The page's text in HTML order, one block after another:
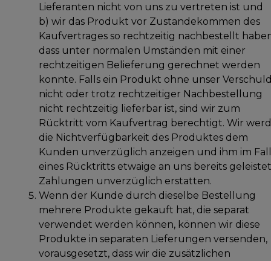
Lieferanten nicht von uns zu vertreten ist und
b) wir das Produkt vor Zustandekommen des
Kaufvertrages so rechtzeitig nachbestellt
dass unter normalen Umständen mit einer
rechtzeitigen Belieferung gerechnet werden
konnte. Falls ein Produkt ohne unser
nicht oder trotz rechtzeitiger Nachbestellung
nicht rechtzeitig lieferbar ist, sind wir zum
Rücktritt vom Kaufvertrag berechtigt. Wir
die Nichtverfügbarkeit des Produktes dem
Kunden unverzüglich anzeigen und ihm im
eines Rücktritts etwaige an uns bereits
Zahlungen unverzüglich erstatten.
Wenn der Kunde durch dieselbe Bestellung
mehrere Produkte gekauft hat, die separat
verwendet werden können, können wir diese
Produkte in separaten Lieferungen versenden,
vorausgesetzt, dass wir die zusätzlichen